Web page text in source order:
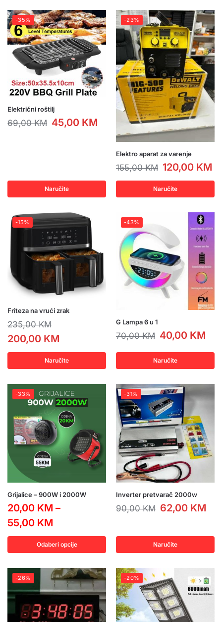
-35%
Električni roštilj
69,00KM 45,00 KM
Naručite
-23%
Elektro aparat za varenje
155,00KM 120,00 KM
Naručite
-15%
Friteza na vrući zrak
235,00KM
200,00 KM
Naručite
-43%
G Lampa 6 u 1
70,00KM 40,00 KM
Naručite
-33%
Grijalice – 900W i 2000W
20,00 KM –
55,00 KM
Odaberi opcije
-31%
Inverter pretvarač 2000w
90,00KM 62,00 KM
Naručite
-26% -20%